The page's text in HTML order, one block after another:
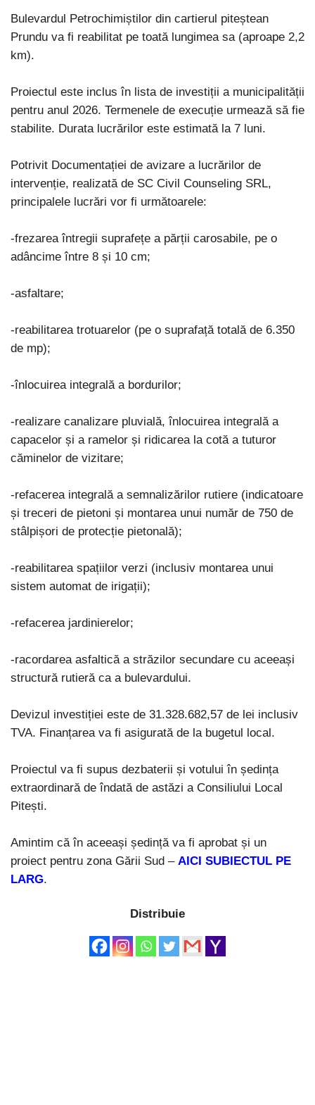
Bulevardul Petrochimiștilor din cartierul piteștean
Prundu va fi reabilitat pe toată lungimea sa (aproape 2,2
km).
Proiectul este inclus în lista de investiții a municipalității
pentru anul 2026. Termenele de execuție urmează să fie
stabilite. Durata lucrărilor este estimată la 7 luni.
Potrivit Documentației de avizare a lucrărilor de
intervenție, realizată de SC Civil Counseling SRL,
principalele lucrări vor fi următoarele:
-frezarea întregii suprafețe a părții carosabile, pe o
adâncime între 8 și 10 cm;
-asfaltare;
-reabilitarea trotuarelor (pe o suprafață totală de 6.350
de mp);
-înlocuirea integrală a bordurilor;
-realizare canalizare pluvială, înlocuirea integrală a
capacelor și a ramelor și ridicarea la cotă a tuturor
căminelor de vizitare;
-refacerea integrală a semnalizărilor rutiere (indicatoare
și treceri de pietoni și montarea unui număr de 750 de
stâlpișori de protecție pietonală);
-reabilitarea spațiilor verzi (inclusiv montarea unui
sistem automat de irigații);
-refacerea jardinierelor;
-racordarea asfaltică a străzilor secundare cu aceeași
structură rutieră ca a bulevardului.
Devizul investiției este de 31.328.682,57 de lei inclusiv
TVA. Finanțarea va fi asigurată de la bugetul local.
Proiectul va fi supus dezbaterii și votului în ședința
extraordinară de îndată de astăzi a Consiliului Local
Pitești.
Amintim că în aceeași ședință va fi aprobat și un
proiect pentru zona Gării Sud – AICI SUBIECTUL PE
LARG.
Distribuie